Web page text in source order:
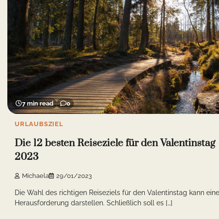
7 min read 0
URLAUBSZIEL
Die 12 besten Reiseziele für den Valentinstag
2023
Michaela 29/01/2023
Die Wahl des richtigen Reiseziels für den Valentinstag kann eine
Herausforderung darstellen. Schließlich soll es […]